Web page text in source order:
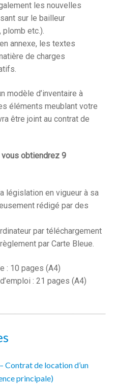
les nouvelles
sur le bailleur
etc.).
annexe, les textes
de charges
modèle d’inventaire à
éléments meublant votre
être joint au contrat de
vous obtiendrez 9
législation en vigueur à sa
rédigé par des
par téléchargement
par Carte Bleue.
: 10 pages (A4)
: 21 pages (A4)
Contrat de location d’un
principale)